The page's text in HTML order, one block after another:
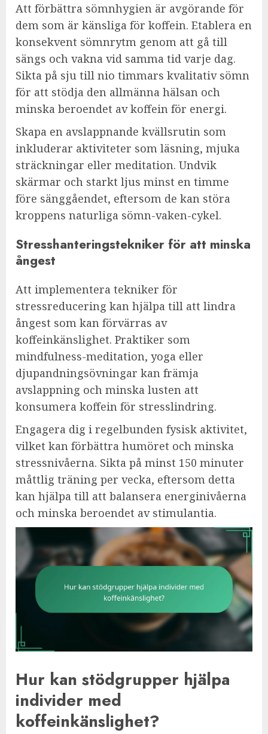
Att förbättra sömnhygien är avgörande för
dem som är känsliga för koffein. Etablera en
konsekvent sömnrytm genom att gå till
sängs och vakna vid samma tid varje dag.
Sikta på sju till nio timmars kvalitativ sömn
för att stödja den allmänna hälsan och
minska beroendet av koffein för energi.
Skapa en avslappnande kvällsrutin som
inkluderar aktiviteter som läsning, mjuka
sträckningar eller meditation. Undvik
skärmar och starkt ljus minst en timme
före sänggåendet, eftersom de kan störa
kroppens naturliga sömn-vaken-cykel.
Stresshanteringstekniker för att minska
ångest
Att implementera tekniker för
stressreducering kan hjälpa till att lindra
ångest som kan förvärras av
koffeinkänslighet. Praktiker som
mindfulness-meditation, yoga eller
djupandningsövningar kan främja
avslappning och minska lusten att
konsumera koffein för stresslindring.
Engagera dig i regelbunden fysisk aktivitet,
vilket kan förbättra humöret och minska
stressnivåerna. Sikta på minst 150 minuter
måttlig träning per vecka, eftersom detta
kan hjälpa till att balansera energinivåerna
och minska beroendet av stimulantia.
Hur kan stödgrupper hjälpa
individer med
koffeinkänslighet?